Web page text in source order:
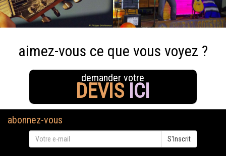
aimez-vous ce que vous voyez ?
demander votre
DEVIS ICI
abonnez-vous
S'Inscrit